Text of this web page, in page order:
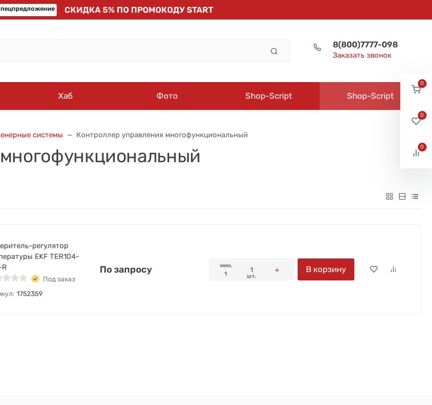
СКИДКА 5% ПО ПРОМОКОДУ START
8(800)7777-098
Заказать звонок
Хаб Фото Shop-Script Shop-Script
системы Контроллер управления многофункциональный
регулятор
EKF TER104-
Под заказ
1752359
По запросу
мин.
1
шт.
В корзину
0
0
0